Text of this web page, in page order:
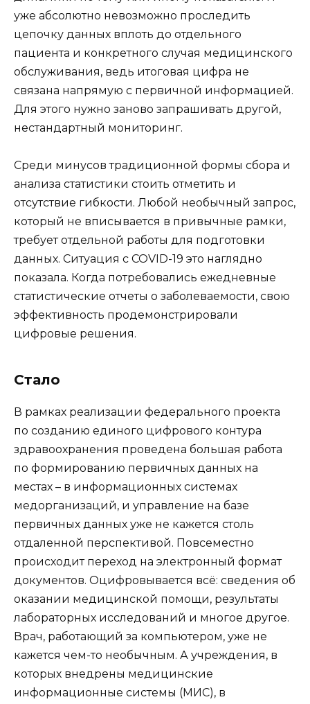
уже абсолютно невозможно проследить
цепочку данных вплоть до отдельного
пациента и конкретного случая медицинского
обслуживания, ведь итоговая цифра не
связана напрямую с первичной информацией.
Для этого нужно заново запрашивать другой,
нестандартный мониторинг.
Среди минусов традиционной формы сбора и
анализа статистики стоить отметить и
отсутствие гибкости. Любой необычный запрос,
который не вписывается в привычные рамки,
требует отдельной работы для подготовки
данных. Ситуация с COVID-19 это наглядно
показала. Когда потребовались ежедневные
статистические отчеты о заболеваемости, свою
эффективность продемонстрировали
цифровые решения.
Стало
В рамках реализации федерального проекта
по созданию единого цифрового контура
здравоохранения проведена большая работа
по формированию первичных данных на
местах – в информационных системах
медорганизаций, и управление на базе
первичных данных уже не кажется столь
отдаленной перспективой. Повсеместно
происходит переход на электронный формат
документов. Оцифровывается всё: сведения об
оказании медицинской помощи, результаты
лабораторных исследований и многое другое.
Врач, работающий за компьютером, уже не
кажется чем-то необычным. А учреждения, в
которых внедрены медицинские
информационные системы (МИС), в